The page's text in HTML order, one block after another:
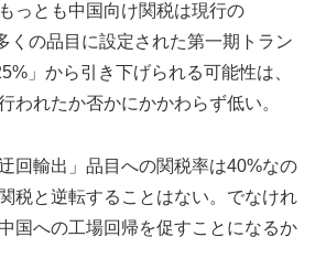
っとも中国向け関税は現行の
くの品目に設定された第一期トラン
」から引き下げられる可能性は、
われたか否かにかかわらず低い。
回輸出」品目への関税率は40%なの
税と逆転することはない。でなけれ
国への工場回帰を促すことになるか